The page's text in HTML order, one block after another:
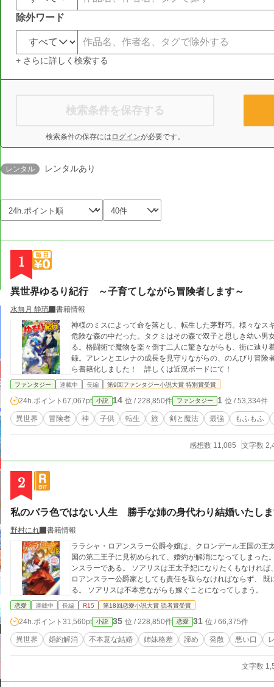
除外ワード
+ さらに詳しく検索する
検索条件を保存する
検索条件の保存には ログインが必要です。
レンタル レンタルあり
1
異世界ゆるり紀行 ～子育てしながら冒険者します～
水無月 静琉
書籍情報
神様のミスによって命を落とし、転生した茅野巧。様々なス
危険な森の中だった。タクミはその森で双子と思しき幼い男
る。格闘術で魔物を楽々倒す二人に驚きながらも、街に辿
録。アレンとエレナの成長を見守りながらの、のんびり冒険者生活がスタート！ ＊＊＊
ら書籍化しました！ 詳しくは近況ボードにて！
ファンタジー 連載中 長編 第9回ファンタジー小説大賞 特別賞受賞
24h.ポイント 67,067pt 小説 14 位 / 228,850件 ファンタジー 1 位 / 53,334件
異世界 冒険者 神 子供 転生 旅 剣と魔法 最強 もふもふ
感想数 11,085 文字数
2
私のバラ色ではない人生 勝手な姉の身代わり結婚いたし
野村にれ
書籍情報
ララシャ・ロアンスラー公爵令嬢は、クロンデール王国の王太子殿下の婚約者だ
国の第二王子に見初められて、婚約が解消になってしまっ
ンスラーである。 ソアリスは王太子妃になりたくもなければ、王太子妃にも相応しくないと自負していた。 だが、
ロアンスラー公爵家としても責任を取らなければならず、
る。 ソアリスは不本意ながらも嫁ぐことになってしまう。
恋愛 連載中 長編 R15 第18回恋愛小説大賞 読者賞受賞
24h.ポイント 31,560pt 小説 35 位 / 228,850件 恋愛 31 位 / 66,375件
異世界 婚約解消 不本意な結婚 姉妹格差 諦め 発散 悪い口
文字数